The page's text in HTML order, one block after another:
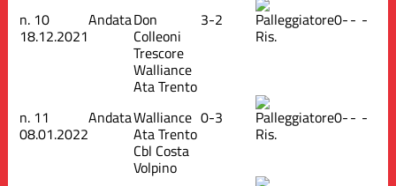
n. 10
18.12.2021
AndataDon
Colleoni
Trescore
Walliance
Ata Trento
3-2
Ris.
0-- -
n. 11
08.01.2022
AndataWalliance
Ata Trento
Cbl Costa
Volpino
0-3
Ris.
0-- -